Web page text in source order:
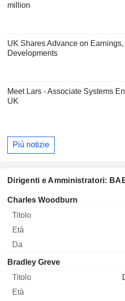
million
UK Shares Advance on
Developments
Meet Lars - Associate Systems
UK
Più notizie
Dirigenti e Amministratori:
Manager Titolo Età
Charles Woodburn
Bradley Greve